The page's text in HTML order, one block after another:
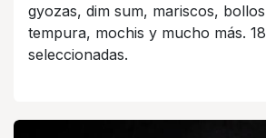
gyozas, dim sum, mariscos,
tempura, mochis y mucho más.
seleccionadas.